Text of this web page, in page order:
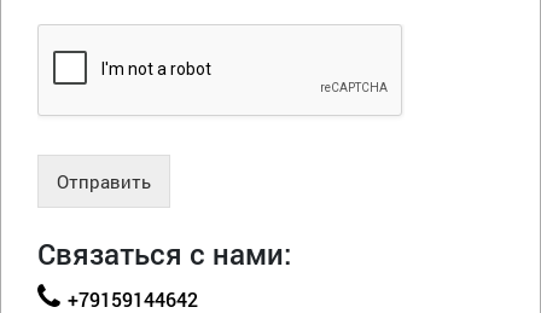
Отправить
Связаться с нами:
+79159144642